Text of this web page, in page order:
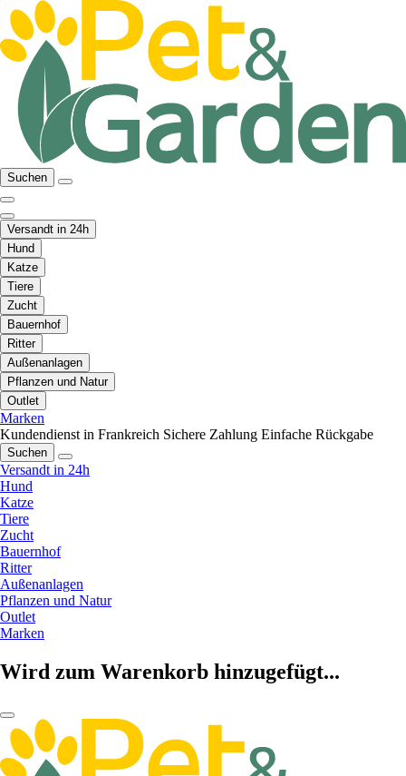
Suchen
Versandt in 24h
Hund
Katze
Tiere
Zucht
Bauernhof
Ritter
Außenanlagen
Pflanzen und Natur
Outlet
Marken
Kundendienst in Frankreich Sichere Zahlung Einfache Rückgabe
Suchen
Versandt in 24h
Hund
Katze
Tiere
Zucht
Bauernhof
Ritter
Außenanlagen
Pflanzen und Natur
Outlet
Marken
Wird zum Warenkorb hinzugefügt...